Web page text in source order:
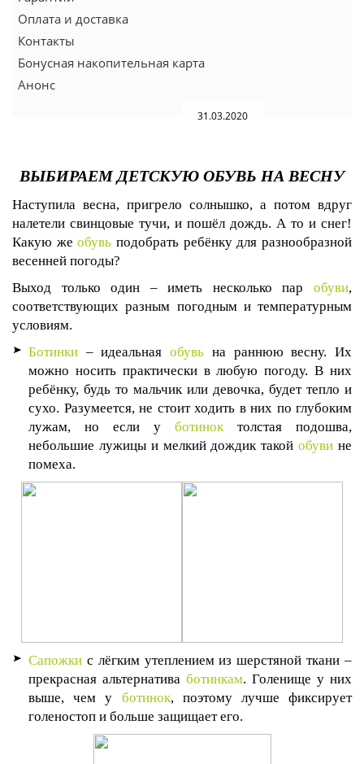
Оплата и доставка
Контакты
Бонусная накопительная карта
Анонс
31.03.2020
ВЫБИРАЕМ ДЕТСКУЮ ОБУВЬ НА ВЕСНУ
Наступила весна, пригрело солнышко, а потом вдруг
налетели свинцовые тучи, и пошёл дождь. А то и снег!
Какую жеобувь подобрать ребёнку для разнообразной
весенней погоды?
Выход только один – иметь несколько пар обуви,
соответствующих разным погодным и температурным
условиям.
Ботинки – идеальнаяобувь на раннюю весну. Их
можно носить практически в любую погоду. В них
ребёнку, будь то мальчик или девочка, будет тепло и
сухо. Разумеется, не стоит ходить в них по глубоким
лужам, но если у ботиноктолстая подошва,
небольшие лужицы и мелкий дождик такойобуви не
помеха.
Сапожки с лёгким утеплением из шерстяной ткани –
прекрасная альтернатива ботинкам. Голенище у них
выше, чем у ботинок, поэтому лучше фиксирует
голеностоп и больше защищает его.